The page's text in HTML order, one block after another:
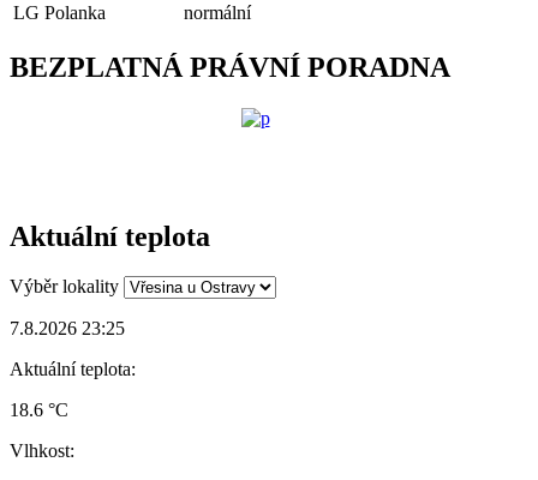
LG Polanka
normální
BEZPLATNÁ PRÁVNÍ PORADNA
Aktuální teplota
Výběr lokality
7.8.2026 23:25
Aktuální teplota:
18.6 °C
Vlhkost: